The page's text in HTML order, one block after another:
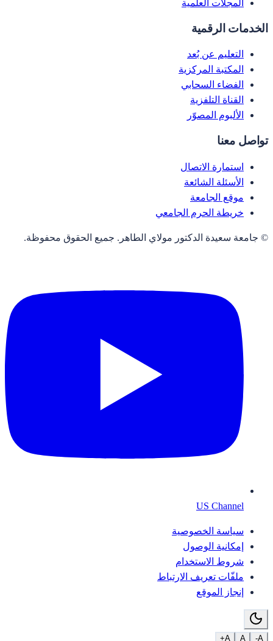
المجلات العلمية
الخدمات الرقمية
التعليم عن بُعد
المكتبة المركزية
الفضاء السحابي
القناة التلفزية
الألبوم المصوّر
تواصل معنا
استمارة الاتصال
الأسئلة الشائعة
موقع الجامعة
خريطة الحرم الجامعي
© جامعة سعيدة الدكتور مولاي الطاهر. جميع الحقوق محفوظة.
US Channel
سياسة الخصوصية
إمكانية الوصول
شروط الاستخدام
ملفّات تعريف الارتباط
إنجاز الموقع
A-
A
A+